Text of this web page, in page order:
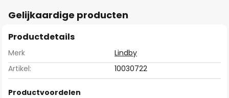
Gelijkaardige producten
Productdetails
Merk
Lindby
Artikel:
10030722
Productvoordelen